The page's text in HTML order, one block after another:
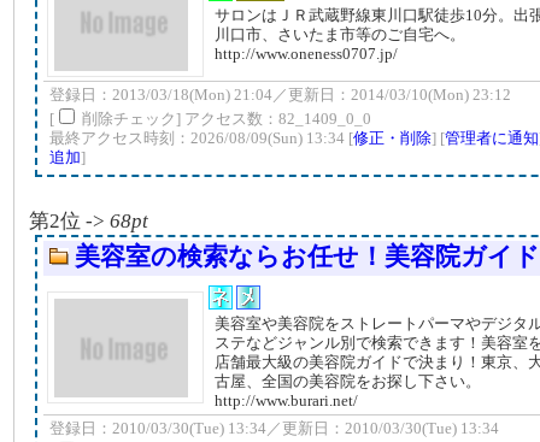
サロンはＪＲ武蔵野線東川口駅徒歩10分。出
川口市、さいたま市等のご自宅へ。
http://www.oneness0707.jp/
登録日：2013/03/18(Mon) 21:04／更新日：2014/03/10(Mon) 23:12
[
削除チェック] アクセス数：82_1409_0_0
最終アクセス時刻：2026/08/09(Sun) 13:34 [修正・削除] [管理者に通知
追加]
第2位 -> 68pt
美容室の検索ならお任せ！美容院ガイド
美容室や美容院をストレートパーマやデジタ
ステなどジャンル別で検索できます！美容室
店舗最大級の美容院ガイドで決まり！東京、
古屋、全国の美容院をお探し下さい。
http://www.burari.net/
登録日：2010/03/30(Tue) 13:34／更新日：2010/03/30(Tue) 13:34